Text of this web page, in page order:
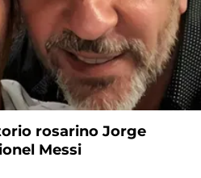
rosarino Jorge
Messi